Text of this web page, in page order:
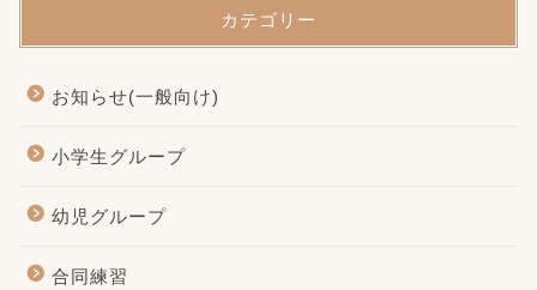
カテゴリー
お知らせ(一般向け)
小学生グループ
幼児グループ
合同練習